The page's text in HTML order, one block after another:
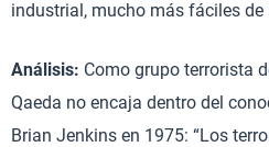
industrial, mucho más fáciles de
Análisis: Como grupo terrorista
Qaeda no encaja dentro del
Brian Jenkins en 1975: “Los